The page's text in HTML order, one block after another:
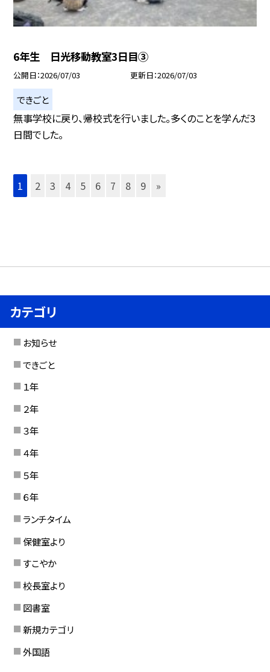
6年生 日光移動教室3日目③
公開日 2026/07/03 更新日 2026/07/03
できごと
無事学校に戻り、帰校式を行いました。多くのことを学んだ3
日間でした。
1 2 3 4 5 6 7 8 9 »
カテゴリ
お知らせ
できごと
１年
２年
３年
４年
５年
６年
ランチタイム
保健室より
すこやか
校長室より
図書室
新規カテゴリ
外国語